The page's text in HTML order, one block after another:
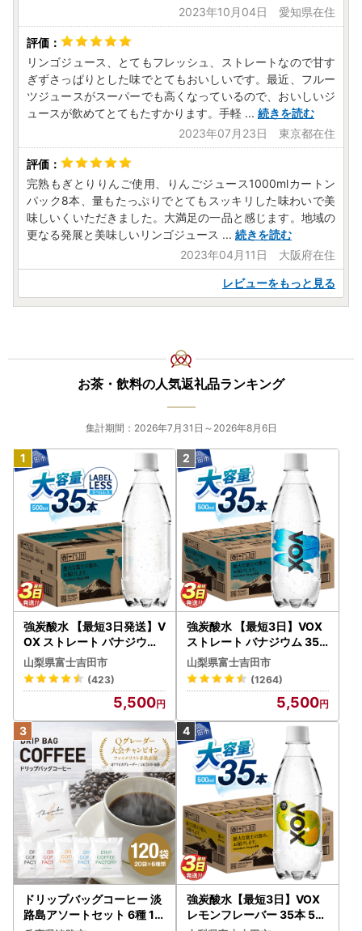
2023年10月04日 愛知県在住
リンゴジュース、とてもフレッシュ、ストレートなので甘す
ぎずさっぱりとした味でとてもおいしいです。最近、フルー
ツジュースがスーパーでも高くなっているので、おいしいジ
ュースが飲めてとてもたすかります。手軽 ... 続きを読む
2023年07月23日 東京都在住
完熟もぎとりりんご使用、りんごジュース1000mlカートン
パック8本、量もたっぷりでとてもスッキリした味わいで美
味しいくいただきました。大満足の一品と感じます。地域の
更なる発展と美味しいリンゴジュース ... 続きを読む
2023年04月11日 大阪府在住
レビューをもっと見る
お茶・飲料の人気返礼品ランキング
集計期間：2026年7月31日～2026年8月6日
強炭酸水 【最短3日発送】V
OX ストレート バナジウム
強炭酸水 35本 500ml ラベ
ルレス【富士吉田市限定カ
ートン】 炭酸
山梨県富士吉田市
(423)
5,500
強炭酸水 【最短3日】VOX
ストレート バナジウム 35
本 500ml 【富士吉田市限
定カートン】炭酸
山梨県富士吉田市
(1264)
5,500
ドリップバッグコーヒー 淡
路島アソートセット 6種 12
強炭酸水【最短3日】VOX
レモンフレーバー 35本 50